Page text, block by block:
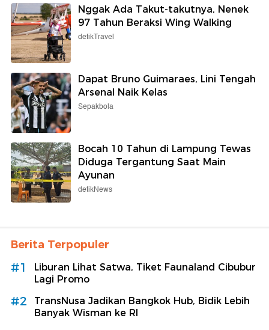
Nggak Ada Takut-takutnya, Nenek
97 Tahun Beraksi Wing Walking
detikTravel
Dapat Bruno Guimaraes, Lini Tengah
Arsenal Naik Kelas
Sepakbola
Bocah 10 Tahun di Lampung Tewas
Diduga Tergantung Saat Main
Ayunan
detikNews
Berita Terpopuler
#1
Liburan Lihat Satwa, Tiket Faunaland Cibubur
Lagi Promo
#2
TransNusa Jadikan Bangkok Hub, Bidik Lebih
Banyak Wisman ke RI